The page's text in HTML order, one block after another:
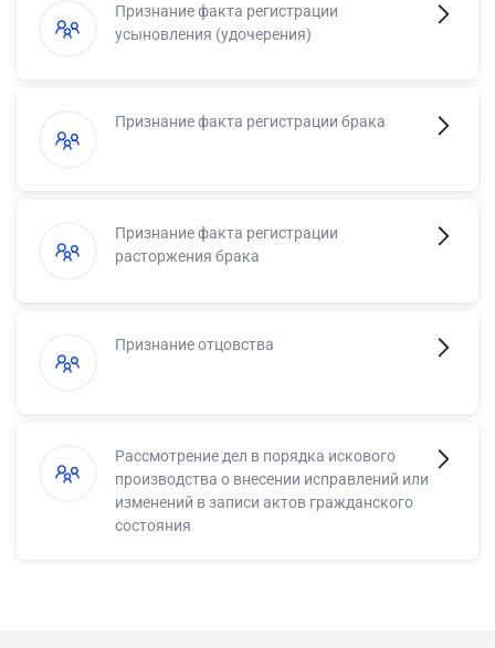
Признание факта регистрации
усыновления (удочерения)
Признание факта регистрации брака
Признание факта регистрации
расторжения брака
Признание отцовства
Рассмотрение дел в порядка искового
производства о внесении исправлений или
изменений в записи актов гражданского
состояния